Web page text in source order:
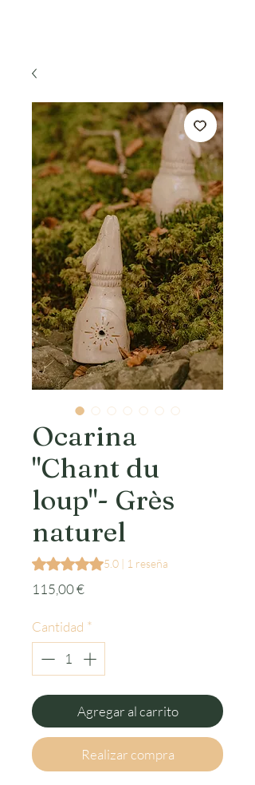
Ocarina
"Chant du
loup"- Grès
naturel
Según 1 reseña, la calificación es de
5.0 | 1 reseña
115,00 €Precio
Cantidad *
Agregar al carrito
Realizar compra